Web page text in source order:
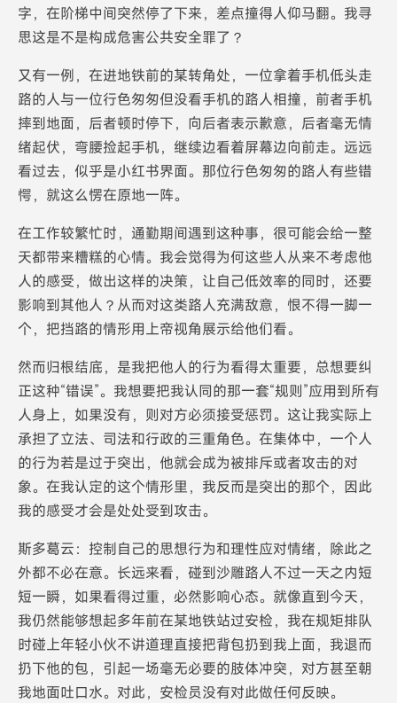
字，在阶梯中间突然停了下来，差点撞得人仰马翻。我寻
思这是不是构成危害公共安全罪了？
又有一例，在进地铁前的某转角处，一位拿着手机低头走
路的人与一位行色匆匆但没看手机的路人相撞，前者手机
摔到地面，后者顿时停下，向后者表示歉意，后者毫无情
绪起伏，弯腰捡起手机，继续边看着屏幕边向前走。远远
看过去，似乎是小红书界面。那位行色匆匆的路人有些错
愕，就这么愣在原地一阵。
在工作较繁忙时，通勤期间遇到这种事，很可能会给一整
天都带来糟糕的心情。我会觉得为何这些人从来不考虑他
人的感受，做出这样的决策，让自己低效率的同时，还要
影响到其他人？从而对这类路人充满敌意，恨不得一脚一
个，把挡路的情形用上帝视角展示给他们看。
然而归根结底，是我把他人的行为看得太重要，总想要纠
正这种“错误”。我想要把我认同的那一套“规则”应用到所有
人身上，如果没有，则对方必须接受惩罚。这让我实际上
承担了立法、司法和行政的三重角色。在集体中，一个人
的行为若是过于突出，他就会成为被排斥或者攻击的对
象。在我认定的这个情形里，我反而是突出的那个，因此
我的感受才会是处处受到攻击。
斯多葛云：控制自己的思想行为和理性应对情绪，除此之
外都不必在意。长远来看，碰到沙雕路人不过一天之内短
短一瞬，如果看得过重，必然影响心态。就像直到今天，
我仍然能够想起多年前在某地铁站过安检，我在规矩排队
时碰上年轻小伙不讲道理直接把背包扔到我上面，我退而
扔下他的包，引起一场毫无必要的肢体冲突，对方甚至朝
我地面吐口水。对此，安检员没有对此做任何反映。